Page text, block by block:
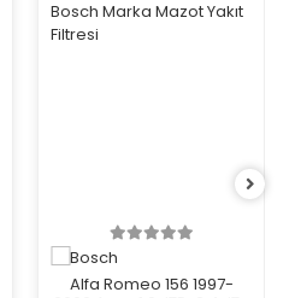
Alfa Romeo 156 1997-